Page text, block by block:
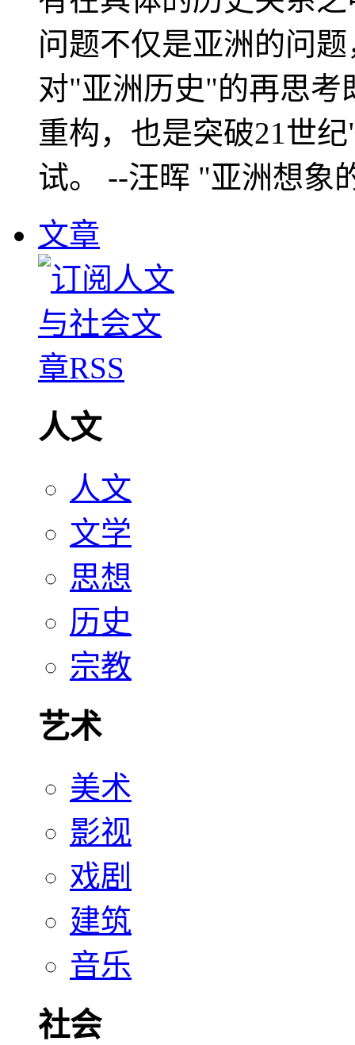
问题不仅是亚洲的问
对"亚洲历史"的再思考
重构，也是突破21世
试。 --汪晖 "亚洲想象
文章
人文
人文
文学
思想
历史
宗教
艺术
美术
影视
戏剧
建筑
音乐
社会